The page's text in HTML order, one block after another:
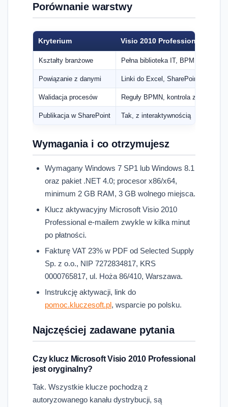
Porównanie warstwy
Kryterium Visio 2010 Professional
Kształty branżowe Pełna biblioteka IT, BPMN, UML,
Powiązanie z danymi Linki do Excel, SharePoint, SQL
Walidacja procesów Reguły BPMN, kontrola zgodności
Publikacja w SharePoint Tak, z interaktywnością
Wymagania i co otrzymujesz
Wymagany Windows 7 SP1 lub Windows 8.1
oraz pakiet .NET 4.0; procesor x86/x64,
minimum 2 GB RAM, 3 GB wolnego miejsca.
Klucz aktywacyjny Microsoft Visio 2010
Professional e-mailem zwykle w kilka minut
po płatności.
Fakturę VAT 23% w PDF od Selected Supply
Sp. z o.o., NIP 7272834817, KRS
0000765817, ul. Hoża 86/410, Warszawa.
Instrukcję aktywacji, link do
pomoc.kluczesoft.pl, wsparcie po polsku.
Najczęściej zadawane pytania
Czy klucz Microsoft Visio 2010 Professional
jest oryginalny?
Tak. Wszystkie klucze pochodzą z
autoryzowanego kanału dystrybucji, są